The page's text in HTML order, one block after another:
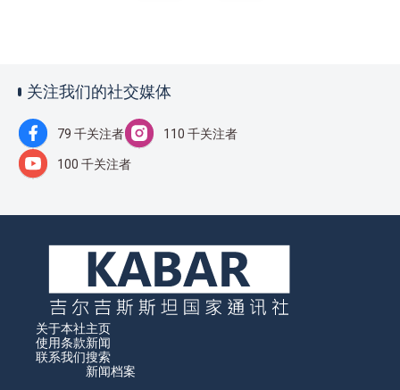
关注我们的社交媒体
79 千关注者 110 千关注者
100 千关注者
关于本社
使用条款
联系我们
主页
新闻
搜索
新闻档案